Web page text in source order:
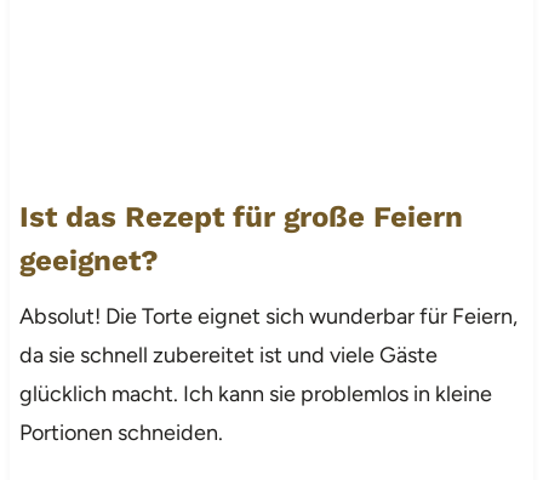
Ist das Rezept für große Feiern
geeignet?
Absolut! Die Torte eignet sich wunderbar für Feiern,
da sie schnell zubereitet ist und viele Gäste
glücklich macht. Ich kann sie problemlos in kleine
Portionen schneiden.